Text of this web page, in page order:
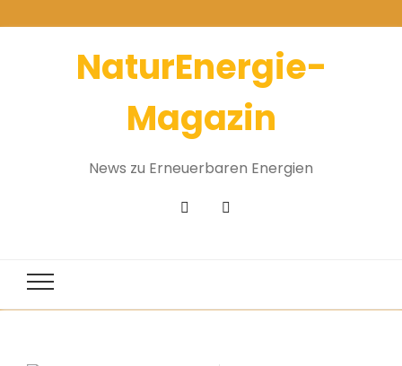
NaturEnergie-
Magazin
News zu Erneuerbaren Energien